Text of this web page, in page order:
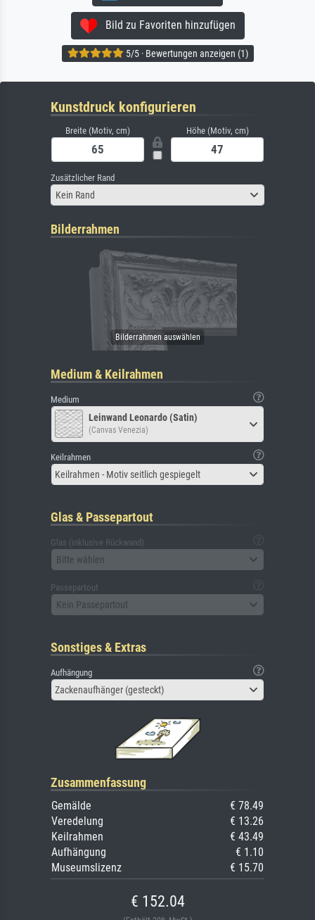
Bild zu Favoriten hinzufügen
5/5 · Bewertungen anzeigen (1)
Kunstdruck konfigurieren
Breite (Motiv, cm) Höhe (Motiv, cm)
Zusätzlicher Rand
Kein Rand
Bilderrahmen
Medium & Keilrahmen
Medium
Leinwand Leonardo (Satin)
(Canvas Venezia)
Keilrahmen
Keilrahmen - Motiv seitlich gespiegelt
Glas & Passepartout
Glas (inklusive Rückwand)
Bitte wählen
Passepartout
Kein Passepartout
Sonstiges & Extras
Aufhängung
Zackenaufhänger (gesteckt)
Zusammenfassung
Gemälde
€ 78.49
Veredelung
€ 13.26
Keilrahmen
€ 43.49
Aufhängung
€ 1.10
Museumslizenz
€ 15.70
€ 152.04